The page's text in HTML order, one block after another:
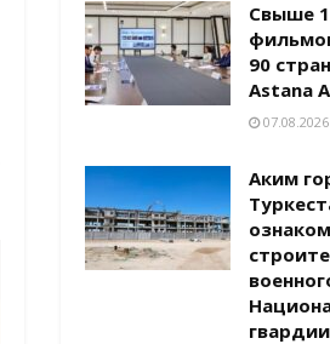
Свыше
90
Astana
07.08.2026
Аким
гвардии